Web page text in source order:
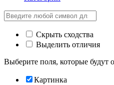
Скрыть сходства
Выделить отличия
Выберите поля, которые будут
Картинка